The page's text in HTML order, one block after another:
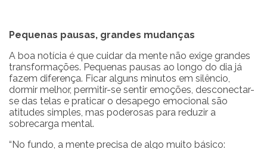
Pequenas pausas, grandes mudanças
A boa notícia é que cuidar da mente não exige grandes
transformações. Pequenas pausas ao longo do dia já
fazem diferença. Ficar alguns minutos em silêncio,
dormir melhor, permitir-se sentir emoções, desconectar-
se das telas e praticar o desapego emocional são
atitudes simples, mas poderosas para reduzir a
sobrecarga mental.
“No fundo, a mente precisa de algo muito básico: